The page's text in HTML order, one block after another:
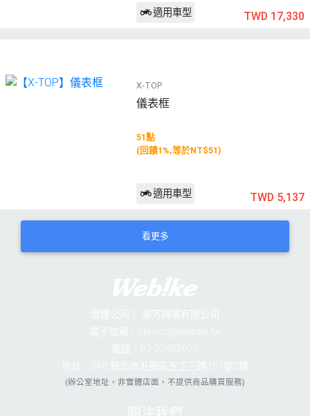
適用車型 TWD 17,330
X-TOP
儀表框
51點
(回饋1%,等於NT$51)
適用車型 TWD 5,137
看更多
(辦公室地址，非實體店面，不提供商品購買服務)